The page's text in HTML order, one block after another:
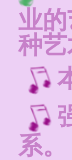
业
种
系。